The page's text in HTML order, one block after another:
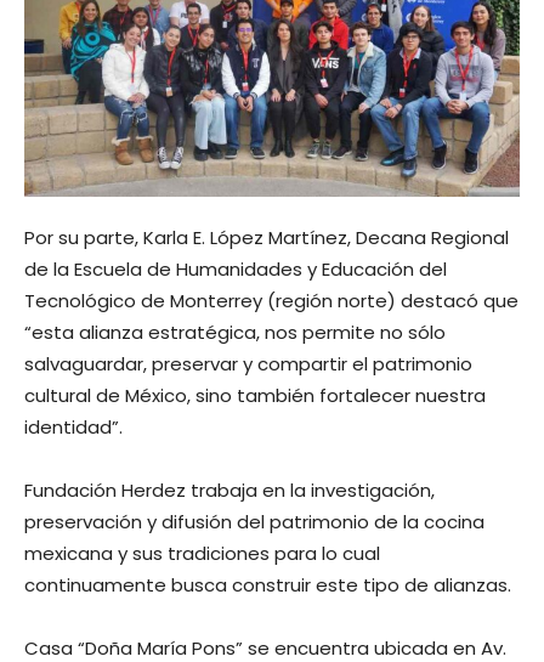
Por su parte, Karla E. López Martínez, Decana Regional
de la Escuela de Humanidades y Educación del
Tecnológico de Monterrey (región norte) destacó que
“esta alianza estratégica, nos permite no sólo
salvaguardar, preservar y compartir el patrimonio
cultural de México, sino también fortalecer nuestra
identidad”.
Fundación Herdez trabaja en la investigación,
preservación y difusión del patrimonio de la cocina
mexicana y sus tradiciones para lo cual
continuamente busca construir este tipo de alianzas.
Casa “Doña María Pons” se encuentra ubicada en Av.